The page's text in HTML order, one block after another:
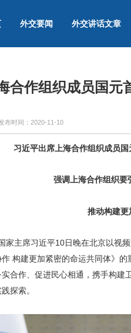
外交要闻 外交讲话文章
合作组织成员国元
布时间： 2020-11-10
习近平出席上海合作组织成员
强调上海合作组织要
推动构建更
家主席习近平10日晚在北京以视
作 构建更加紧密的命运共同体》
合作、促进民心相通，携手构
探索。